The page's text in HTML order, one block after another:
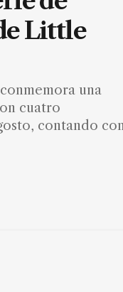
Little
una
cuatro
contando